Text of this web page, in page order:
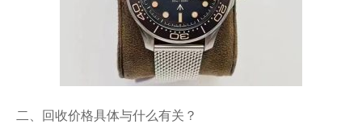
二、回收价格具体与什么有关？